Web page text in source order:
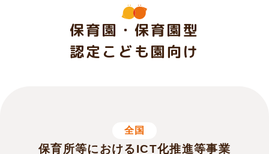
保育園・保育園型
認定こども園向け
全国
保育所等におけるICT化推進等事業